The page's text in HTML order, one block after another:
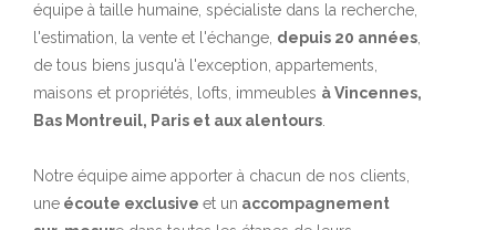
équipe à taille humaine, spécialiste dans la recherche,
l'estimation, la vente et l'échange, depuis 20 années
de tous biens jusqu'à l'exception, appartements,
maisons et propriétés, lofts, immeubles à Vincennes,
Bas Montreuil, Paris et aux alentours
Notre équipe aime apporter à chacun de nos clients,
une écoute exclusive et un accompagnement